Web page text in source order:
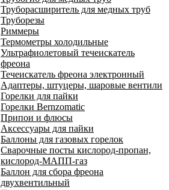
Труборасширитель для медных труб
Труборезы
Риммеры
Термометры холодильные
Ультрафиолетовый течеискатель
фреона
Течеискатель фреона электронный
Адаптеры, штуцеры, шаровые вентили
Горелки для пайки
Горелки Bernzomatic
Припои и флюсы
Аксессуары для пайки
Баллоны для газовых горелок
Сварочные посты кислород-пропан,
кислород-МАПП-газ
Баллон для сбора фреона
двухвентильный